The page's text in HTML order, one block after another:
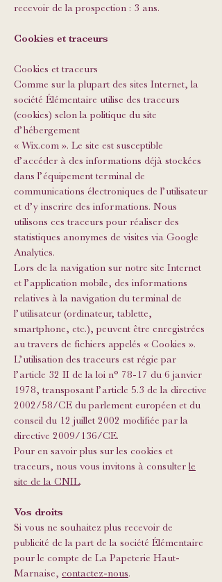
recevoir de la prospection : 3 ans.
Cookies et traceurs
Cookies et traceurs
Comme sur la plupart des sites Internet, la
société Élémentaire utilise des traceurs
(cookies) selon la politique du site
d’hébergement
« Wix.com ». Le site est susceptible
d’accéder à des informations déjà stockées
dans l’équipement terminal de
communications électroniques de l’utilisateur
et d’y inscrire des informations. Nous
utilisons ces traceurs pour réaliser des
statistiques anonymes de visites via Google
Analytics.
Lors de la navigation sur notre site Internet
et l’application mobile, des informations
relatives à la navigation du terminal de
l’utilisateur (ordinateur, tablette,
smartphone, etc.), peuvent être enregistrées
au travers de fichiers appelés « Cookies ».
L’utilisation des traceurs est régie par
l’article 32 II de la loi n° 78-17 du 6 janvier
1978, transposant l’article 5.3 de la directive
2002/58/CE du parlement européen et du
conseil du 12 juillet 2002 modifiée par la
directive 2009/136/CE.
Pour en savoir plus sur les cookies et
traceurs, nous vous invitons à consulter le
site de la CNIL.
Vos droits
Si vous ne souhaitez plus recevoir de
publicité de la part de la société Élémentaire
pour le compte de La Papeterie Haut-
Marnaise, contactez-nous.